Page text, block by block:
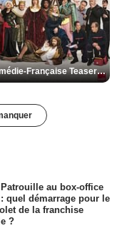
De la Comédie-Française Teaser VF
Patrouille au box-office
: quel démarrage pour le
de la franchise
?